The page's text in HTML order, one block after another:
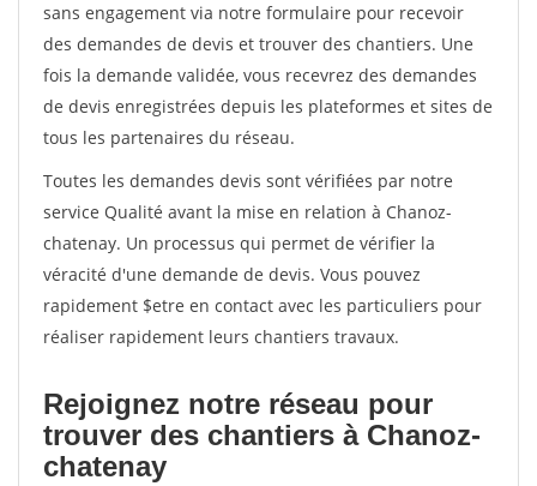
sans engagement via notre formulaire pour recevoir
des demandes de devis et trouver des chantiers. Une
fois la demande validée, vous recevrez des demandes
de devis enregistrées depuis les plateformes et sites de
tous les partenaires du réseau.
Toutes les demandes devis sont vérifiées par notre
service Qualité avant la mise en relation à Chanoz-
chatenay. Un processus qui permet de vérifier la
véracité d'une demande de devis. Vous pouvez
rapidement $etre en contact avec les particuliers pour
réaliser rapidement leurs chantiers travaux.
Rejoignez notre réseau pour
trouver des chantiers à Chanoz-
chatenay